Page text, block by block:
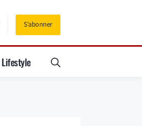
S'abonner
Lifestyle